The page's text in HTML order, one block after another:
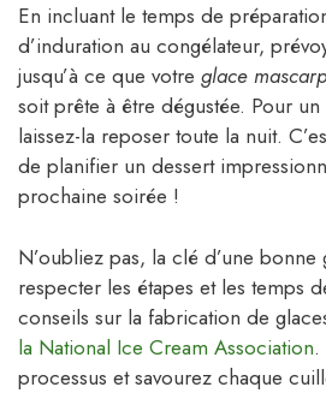
En incluant le temps de
d’induration au congélateur,
jusqu’à ce que votre glace
soit prête à être dégustée. Pour
laissez-la reposer toute la nuit.
de planifier un dessert
prochaine soirée !
N’oubliez pas, la clé d’une
respecter les étapes et les temps
conseils sur la fabrication de
la National Ice Cream Association.
processus et savourez chaque